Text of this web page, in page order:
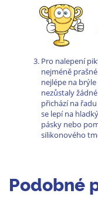
Pro nalepení
nejméně
nejlépe na
nezůstaly
přichází na
se lepí na
pásky nebo
silikonového
Podobné